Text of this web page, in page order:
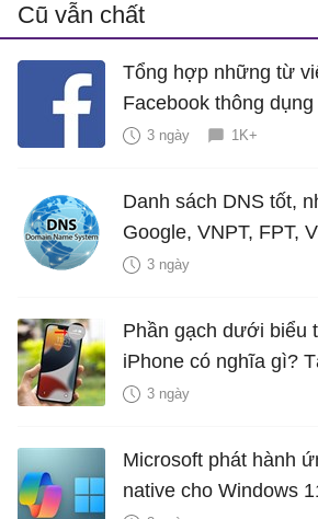
Cũ vẫn chất
Tổng hợp những từ
Facebook thông
3 ngày 1K+
Danh sách DNS tốt,
Google, VNPT, FPT,
3 ngày
Phần gạch dưới biểu
iPhone có nghĩa gì?
hiểm?
3 ngày
Microsoft phát hành
native cho Windows